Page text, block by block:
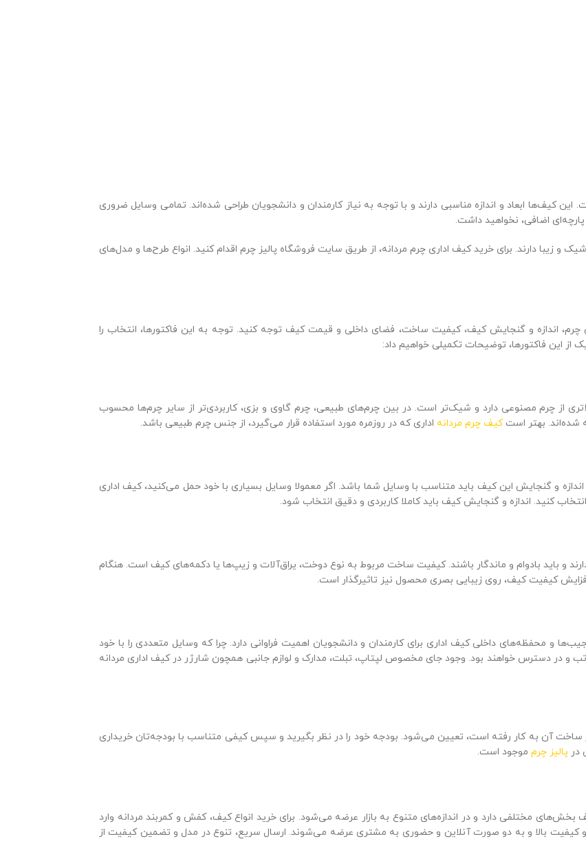
کیف‌ها ابعاد و اندازه مناسبی دارند و با توجه به نیاز کارمندان و دانشجویان طراحی شده‌اند. تمامی وسایل ضروری
اضافی، نخواهید داشت.
دارند. برای خرید کیف اداری چرم مردانه، از طریق سایت فروشگاه پالیز چرم اقدام کنید. انواع طرح‌ها و مدل‌های
اندازه و گنجایش کیف، کیفیت ساخت، فضای داخلی و قیمت کیف توجه کنید. توجه به این فاکتورها، انتخاب را
این فاکتورها، توضیحات تکمیلی خواهیم داد:
از چرم مصنوعی دارد و شیک‌تر است. در بین چرم‌های طبیعی، چرم گاوی و بزی، کاربردی‌تر از سایر چرم‌ها محسوب
شده‌اند. بهتر استکیف چرم مردانه اداری که در روزمره مورد ‌استفاده قرار می‌گیرد، از جنس چرم طبیعی باشد.
و گنجایش این کیف باید متناسب با وسایل شما باشد. اگر معمولا وسایل بسیاری با خود حمل می‌کنید، کیف اداری
کنید. اندازه و گنجایش کیف باید کاملا کاربردی و دقیق انتخاب شود.
و باید با‌دوام و ماندگار باشند. کیفیت ساخت مربوط به نوع دوخت، یراق‌آلات و زیپ‌ها یا دکمه‌های کیف است. هنگام
کیفیت کیف، روی زیبایی بصری محصول نیز تاثیرگذار است.
و محفظه‌های داخلی کیف اداری برای کارمندان و دانشجویان اهمیت فراوانی دارد. چرا که وسایل متعددی را با خود
در دسترس خواهند بود. وجود جای مخصوص لپتاپ، تبلت، مدارک و لوازم جانبی همچون شارژر در کیف اداری مردانه
ساخت آن به کار رفته است، تعیین می‌شود. بودجه خود را در نظر بگیرید و سپس کیفی متناسب با بودجه‌تان خریداری
در پالیز چرم موجود است.
مختلفی دارد و در اندازه‌های متنوع به بازار عرضه می‌شود. برای خرید انواع کیف، کفش و کمربند مردانه وارد
بالا و به دو صورت آنلاین و حضوری به مشتری عرضه می‌شوند. ارسال سریع، تنوع در مدل و تضمین کیفیت از